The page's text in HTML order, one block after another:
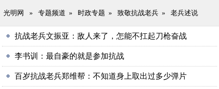
光明网 » 专题频道 » 时政专题 » 致敬抗战老兵 » 老兵述说
抗战老兵文振亚：敌人来了，怎能不扛起刀枪奋战
李书训：最自豪的就是参加抗战
百岁抗战老兵郑维帮：不知道身上取出过多少弹片